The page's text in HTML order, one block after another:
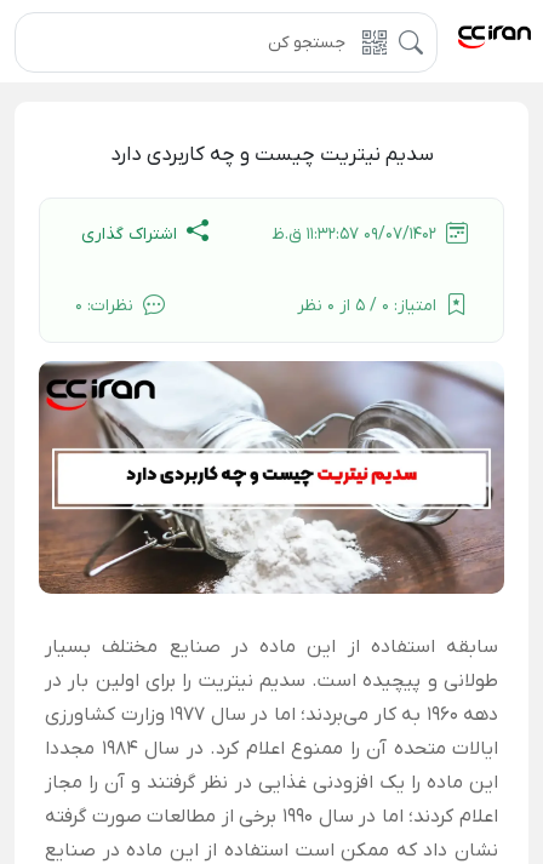
سدیم نیتریت چیست و چه کاربردی دارد
09/07/1402 11:32:57 ق.ظ اشتراک گذاری
امتیاز: 0 / 5 از 0 نظر نظرات: 0
سابقه استفاده از این ماده در صنایع مختلف بسیار
طولانی و پیچیده است. سدیم نیتریت را برای اولین بار در
دهه 1960 به کار می‌بردند؛ اما در سال 1977 وزارت کشاورزی
ایالات متحده آن را ممنوع اعلام کرد. در سال 1984 مجددا
این ماده را یک افزودنی غذایی در نظر گرفتند و آن را مجاز
اعلام کردند؛ اما در سال 1990 برخی از مطالعات صورت گرفته
نشان داد که ممکن است استفاده از این ماده در صنایع